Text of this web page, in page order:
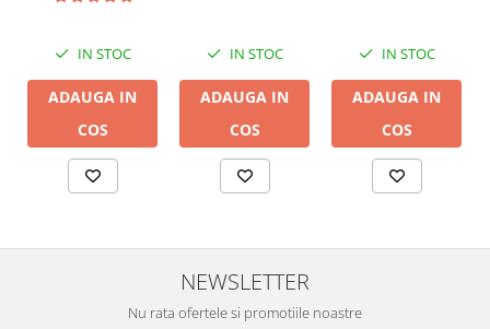
LGC
IN STOC
ADAUGA IN
COS
IN STOC
ADAUGA IN
COS
IN STOC
ADAUGA IN
COS
NEWSLETTER
Nu rata ofertele si promotiile noastre